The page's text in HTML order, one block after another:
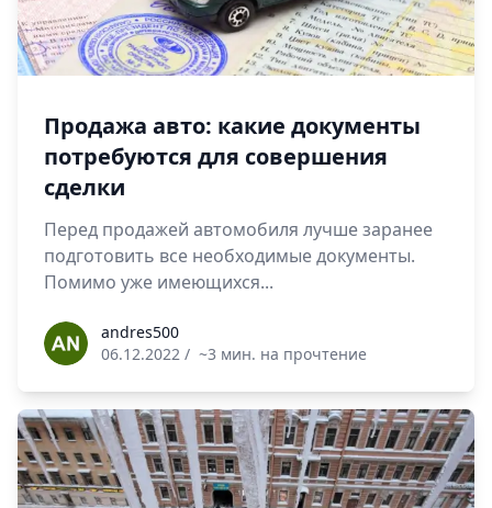
Продажа авто: какие документы
потребуются для совершения
сделки
Перед продажей автомобиля лучше заранее
подготовить все необходимые документы.
Помимо уже имеющихся...
andres500andres500
06.12.2022 / ~3 мин. на прочтение